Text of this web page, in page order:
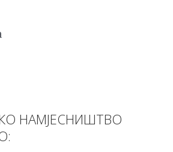
НАМЈЕСНИШТВО